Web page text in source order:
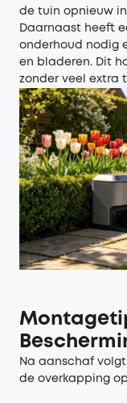
de tuin opnieuw
Daarnaast heeft
onderhoud nodig
en bladeren. Dit
zonder veel extra
Na aanschaf
de overkapping